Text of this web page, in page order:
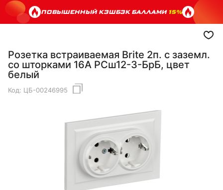
ПОВЫШЕННЫЙ КЭШБЭК БАЛЛАМИ15%
Розетка встраиваемая Brite 2п. с заземл.
со шторками 16А РСш12-3-БрБ, цвет
белый
Код: ЦБ-00246995